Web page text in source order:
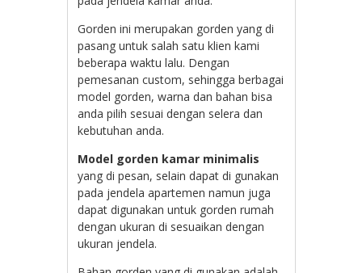
Gorden ini merupakan gorden yang di
pasang untuk salah satu klien kami
beberapa waktu lalu. Dengan
pemesanan custom, sehingga berbagai
model gorden, warna dan bahan bisa
anda pilih sesuai dengan selera dan
kebutuhan anda.
Model gorden kamar minimalis
yang di pesan, selain dapat di gunakan
pada jendela apartemen namun juga
dapat digunakan untuk gorden rumah
dengan ukuran di sesuaikan dengan
ukuran jendela.